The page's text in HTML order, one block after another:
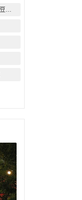
市井婆豆沙牛乳